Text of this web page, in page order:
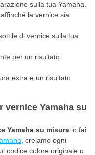
sulla tua Yamaha.
la vernice sia
di vernice sulla tua
per un risultato
extra e un risultato
vernice Yamaha su
Yamaha su misura lo fai
, creiamo ogni
codice colore originale o